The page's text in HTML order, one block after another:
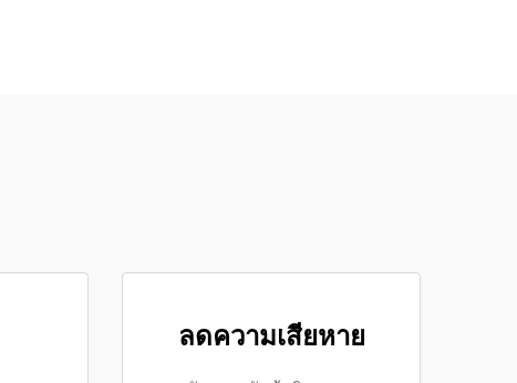
ลดความเสียหาย